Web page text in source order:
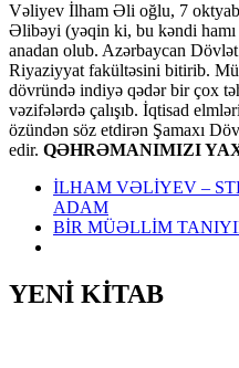
Vəliyev İlham Əli oğlu, 7
Əlibəyi (yəqin ki, bu kəndi hamı
anadan olub. Azərbaycan
Riyaziyyat fakültəsini bitirib.
dövründə indiyə qədər bir çox
vəzifələrdə çalışıb. İqtisad
özündən söz etdirən Şamaxı
edir. QƏHRƏMANIMIZI
İLHAM VƏLİYEV –
ADAM
BİR MÜƏLLİM
YENİ KİTAB